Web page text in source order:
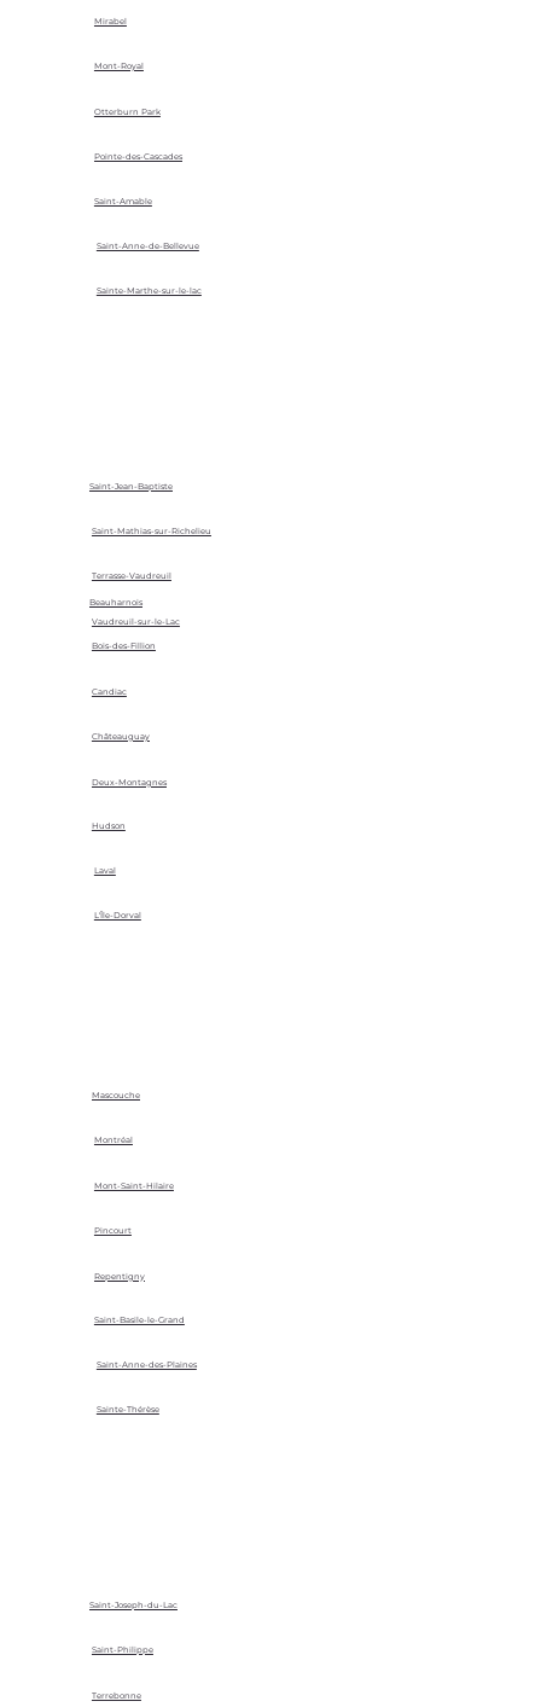
Mirabel
Mont-Royal
Otterburn Park
Pointe-des-Cascades
Saint-Amable
Saint-Anne-de-Bellevue
Sainte-Marthe-sur-le-lac
Saint-Jean-Baptiste
Saint-Mathias-sur-Richelieu
Terrasse-Vaudreuil
Vaudreuil-sur-le-Lac
Beauharnois
Bois-des-Fillion
Candiac
Châteauguay
Deux-Montagnes
Hudson
Laval
L'Île-Dorval
Mascouche
Montréal
Mont-Saint-Hilaire
Pincourt
Repentigny
Saint-Basile-le-Grand
Saint-Anne-des-Plaines
Sainte-Thérèse
Saint-Joseph-du-Lac
Saint-Philippe
Terrebonne